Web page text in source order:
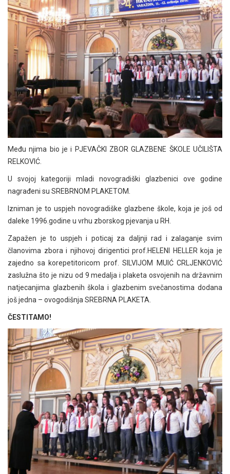
Među njima bio je i PJEVAČKI ZBOR GLAZBENE ŠKOLE UČILIŠTA
RELKOVIĆ.
U svojoj kategoriji mladi novogradiški glazbenici ove godine
nagrađeni su SREBRNOM PLAKETOM.
Izniman je to uspjeh novogradiške glazbene škole, koja je još od
daleke 1996.godine u vrhu zborskog pjevanja u RH.
Zapažen je to uspjeh i poticaj za daljnji rad i zalaganje svim
članovima zbora i njihovoj dirigentici prof.HELENI HELLER koja je
zajedno sa korepetitoricom prof. SILVIJOM MUIĆ CRLJENKOVIĆ
zaslužna što je nizu od 9 medalja i plaketa osvojenih na državnim
natjecanjima glazbenih škola i glazbenim svečanostima dodana
još jedna – ovogodišnja SREBRNA PLAKETA.
ČESTITAMO!